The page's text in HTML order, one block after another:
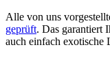
Alle von uns
geprüft. Das garantiert
auch einfach exotische